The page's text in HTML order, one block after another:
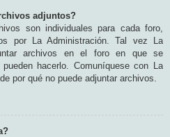
adjuntos?
son individuales para cada foro,
por La Administración. Tal vez La
archivos en el foro en que se
hacerlo. Comuníquese con La
por qué no puede adjuntar archivos.